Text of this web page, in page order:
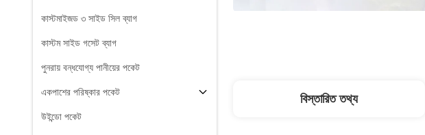
কাস্টমাইজড ৩ সাইড সিল ব্যাগ
কাস্টম সাইড গসেট ব্যাগ
পুনরায় বন্ধযোগ্য পানীয়ের পকেট
একপাশের পরিষ্কার পকেট
উইন্ডো পকেট
বিস্তারিত তথ্য